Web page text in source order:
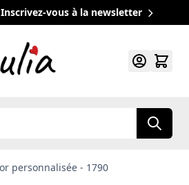
vous à la newsletter
personnalisée - 1790